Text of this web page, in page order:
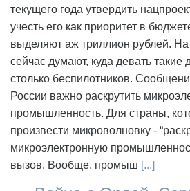
текущего года утвердить
учесть его как приоритет в
выделяют аж триллион рублей. На
сейчас думают, куда девать такие
столько беспилотников.
России важно раскрутить
промышленность. Для страны,
произвести микроволновку -
микроэлектронную
вызов. Вообще, промыш [...]